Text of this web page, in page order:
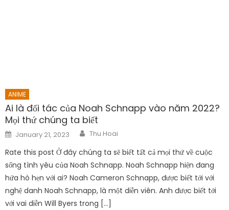
ANIME
Ai là đối tác của Noah Schnapp vào năm 2022?
Mọi thứ chúng ta biết
Posted
on
January 21, 2023 Author
Thu Hoai
Rate this post Ở đây chúng ta sẽ biết tất cả mọi thứ về cuộc
sống tình yêu của Noah Schnapp. Noah Schnapp hiện đang
hứa hò hẹn với ai? Noah Cameron Schnapp, được biết tới với
nghệ danh Noah Schnapp, là một diễn viên. Anh được biết tới
với vai diễn Will Byers trong […]